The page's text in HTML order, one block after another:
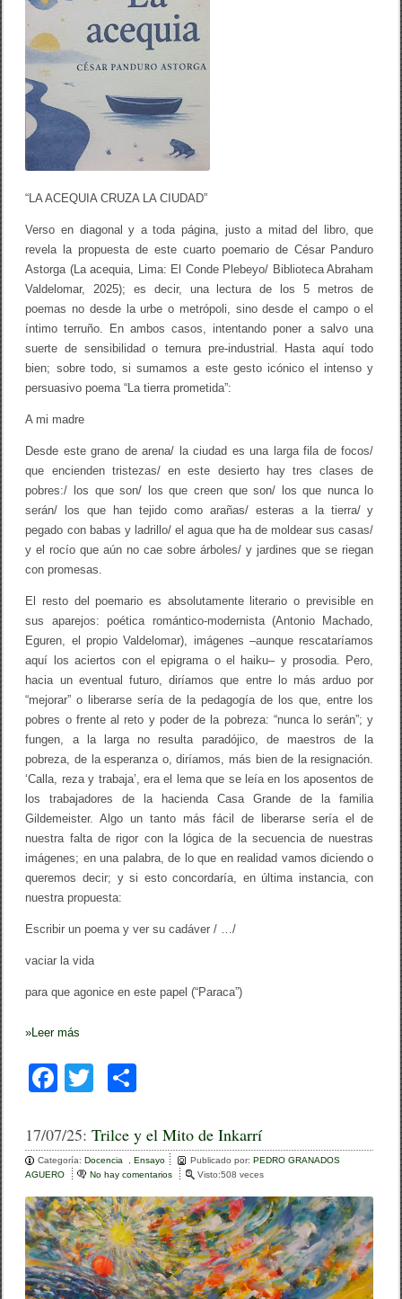
“LA ACEQUIA CRUZA LA CIUDAD”
Verso en diagonal y a toda página, justo a mitad del libro, que
revela la propuesta de este cuarto poemario de César Panduro
Astorga (La acequia, Lima: El Conde Plebeyo/ Biblioteca Abraham
Valdelomar, 2025); es decir, una lectura de los 5 metros de
poemas no desde la urbe o metrópoli, sino desde el campo o el
íntimo terruño. En ambos casos, intentando poner a salvo una
suerte de sensibilidad o ternura pre-industrial. Hasta aquí todo
bien; sobre todo, si sumamos a este gesto icónico el intenso y
persuasivo poema “La tierra prometida”:
A mi madre
Desde este grano de arena/ la ciudad es una larga fila de focos/
que encienden tristezas/ en este desierto hay tres clases de
pobres:/ los que son/ los que creen que son/ los que nunca lo
serán/ los que han tejido como arañas/ esteras a la tierra/ y
pegado con babas y ladrillo/ el agua que ha de moldear sus casas/
y el rocío que aún no cae sobre árboles/ y jardines que se riegan
con promesas.
El resto del poemario es absolutamente literario o previsible en
sus aparejos: poética romántico-modernista (Antonio Machado,
Eguren, el propio Valdelomar), imágenes –aunque rescataríamos
aquí los aciertos con el epigrama o el haiku– y prosodia. Pero,
hacia un eventual futuro, diríamos que entre lo más arduo por
“mejorar” o liberarse sería de la pedagogía de los que, entre los
pobres o frente al reto y poder de la pobreza: “nunca lo serán”; y
fungen, a la larga no resulta paradójico, de maestros de la
pobreza, de la esperanza o, diríamos, más bien de la resignación.
‘Calla, reza y trabaja’, era el lema que se leía en los aposentos de
los trabajadores de la hacienda Casa Grande de la familia
Gildemeister. Algo un tanto más fácil de liberarse sería el de
nuestra falta de rigor con la lógica de la secuencia de nuestras
imágenes; en una palabra, de lo que en realidad vamos diciendo o
queremos decir; y si esto concordaría, en última instancia, con
nuestra propuesta:
Escribir un poema y ver su cadáver / …/
vaciar la vida
para que agonice en este papel (“Paraca”)
» Leer más
F
c
e
b
o
o
k
tt
er
m
p
ar
tir
17/07/25:Trilce y el Mito de Inkarrí
Categoría:Docencia ,Ensayo Publicado por:PEDRO GRANADOS
AGUERO
No hay comentarios
T
r
i
l
c
e
y
Visto:508 veces